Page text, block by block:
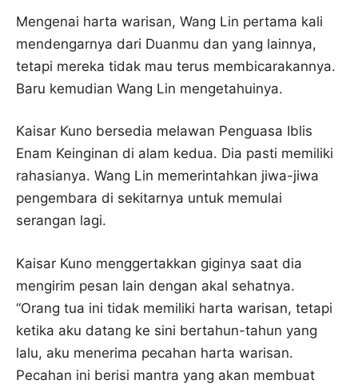
Mengenai harta warisan, Wang Lin pertama kali
mendengarnya dari Duanmu dan yang lainnya,
tetapi mereka tidak mau terus membicarakannya.
Baru kemudian Wang Lin mengetahuinya.
Kaisar Kuno bersedia melawan Penguasa Iblis
Enam Keinginan di alam kedua. Dia pasti memiliki
rahasianya. Wang Lin memerintahkan jiwa-jiwa
pengembara di sekitarnya untuk memulai
serangan lagi.
Kaisar Kuno menggertakkan giginya saat dia
mengirim pesan lain dengan akal sehatnya.
“Orang tua ini tidak memiliki harta warisan, tetapi
ketika aku datang ke sini bertahun-tahun yang
lalu, aku menerima pecahan harta warisan.
Pecahan ini berisi mantra yang akan membuat